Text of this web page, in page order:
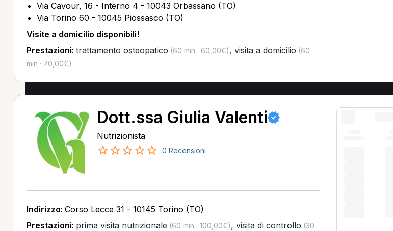
Via Cavour, 16 - Interno 4 - 10043 Orbassano (TO)
Via Torino 60 - 10045 Piossasco (TO)
Visite a domicilio disponibili!
Prestazioni: trattamento osteopatico (60 min · 60,00€), visita a domicilio (60
min · 70,00€)
Dott.ssa Giulia Valenti
Nutrizionista
0 Recensioni
Indirizzo: Corso Lecce 31 - 10145 Torino (TO)
Prestazioni: prima visita nutrizionale (60 min · 100,00€), visita di controllo (30